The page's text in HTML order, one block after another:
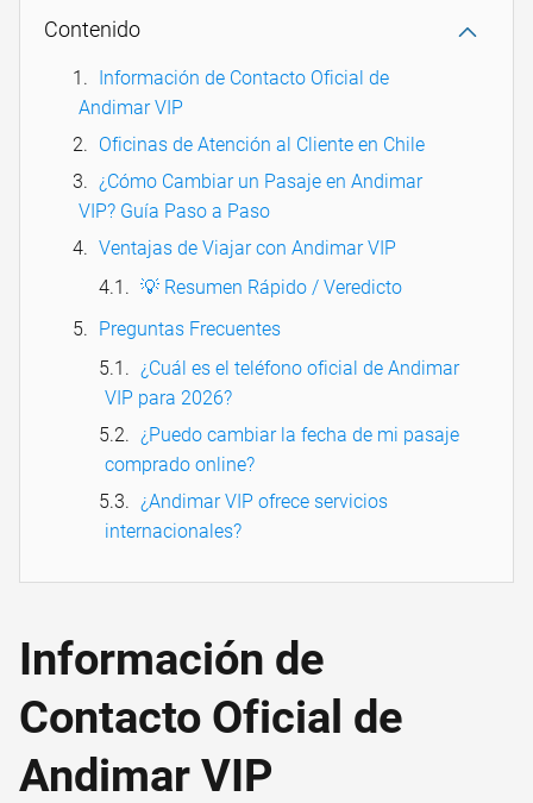
Contenido
Información de Contacto Oficial de
Andimar VIP
Oficinas de Atención al Cliente en Chile
¿Cómo Cambiar un Pasaje en Andimar
VIP? Guía Paso a Paso
Ventajas de Viajar con Andimar VIP
💡 Resumen Rápido / Veredicto
Preguntas Frecuentes
¿Cuál es el teléfono oficial de Andimar
VIP para 2026?
¿Puedo cambiar la fecha de mi pasaje
comprado online?
¿Andimar VIP ofrece servicios
internacionales?
Información de
Contacto Oficial de
Andimar VIP